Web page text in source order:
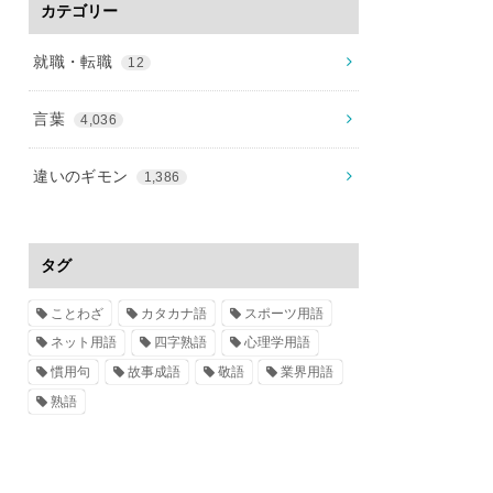
カテゴリー
就職・転職 12
言葉 4,036
違いのギモン 1,386
タグ
ことわざ カタカナ語
スポーツ用語
ネット用語
四字熟語
心理学用語
慣用句
故事成語 敬語
業界用語
熟語